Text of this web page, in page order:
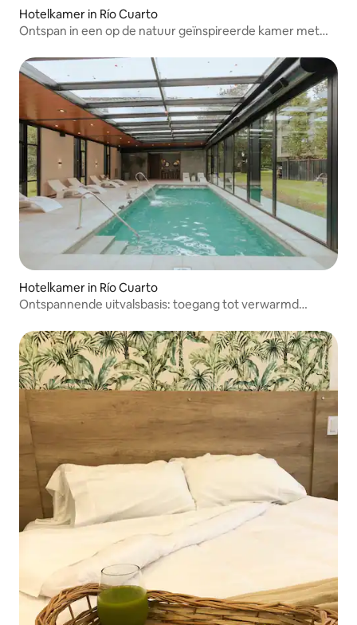
Hotelkamer in Río Cuarto
Ontspan in een op de natuur geïnspireerde kamer met
Hotelkamer in Río Cuarto
Ontspannende uitvalsbasis: toegang tot verwarmd